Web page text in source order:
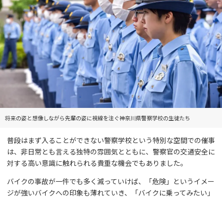
将来の姿と想像しながら先輩の姿に視線を注ぐ神奈川県警察学校の生徒たち
普段はまず入ることができない警察学校という特別な空間での催事
は、非日常とも言える独特の雰囲気とともに、警察官の交通安全に
対する高い意識に触れられる貴重な機会でもありました。
バイクの事故が一件でも多く減っていけば、「危険」というイメー
ジが強いバイクへの印象も薄れていき、「バイクに乗ってみたい」